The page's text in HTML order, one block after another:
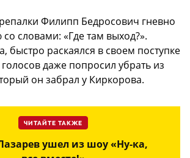
Филипп Бедросович гневно
словами: «Где там выход?».
быстро раскаялся в своем поступке
даже попросил убрать из
он забрал у Киркорова.
ЧИТАЙТЕ ТАКЖЕ
ушел из шоу «Ну-ка,